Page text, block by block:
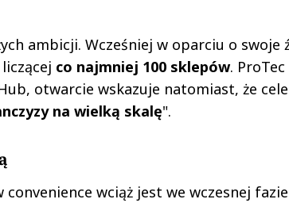
ambicji. Wcześniej w oparciu o swoje
co najmniej 100 sklepów.
otwarcie wskazuje natomiast, że
na wielką skalę".
wciąż jest we wczesnej